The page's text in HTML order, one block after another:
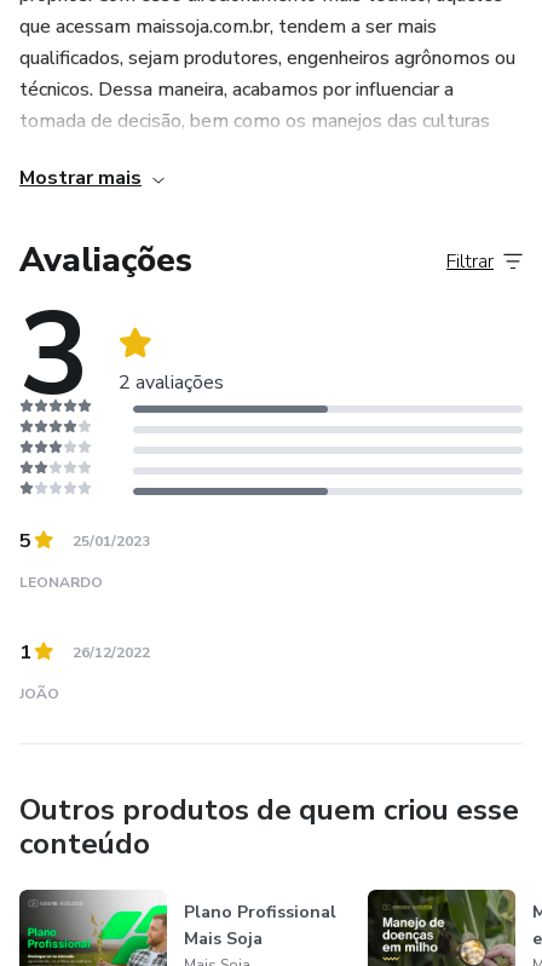
5. Certificado de conclusão: Ao final do curso, os
participantes receberão um certificado de conclusão,
atestando a sua participação e o conhecimento adquirido.
Esse certificado pode ser utilizado como comprovante de
capacitação na área de tecnologia de aplicação terrestre, o
que acessam maissoja.com.br, tendem a ser mais
qualificados, sejam produtores, engenheiros agrônomos ou
técnicos. Dessa maneira, acabamos por influenciar a
tomada de decisão, bem como os manejos das culturas
Mostrar mais
Avaliações
3 2 avaliações
Filtrar
5 25/01/2023
LEONARDO
1 26/12/2022
JOÃO
Outros produtos de quem criou esse
conteúdo
Plano Profissional
Mais Soja